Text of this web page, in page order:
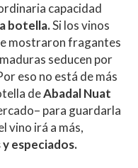
capacidad
botella.Si los vinos
mostraron fragantes
seducen por
eso no está de más
deAbadal Nuat
para guardarla
vino irá a más,
especiados.